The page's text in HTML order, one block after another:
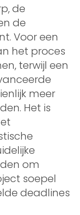
de
de
Voor een
het proces
terwijl een
meer
Het is
om
soepel
deadlines